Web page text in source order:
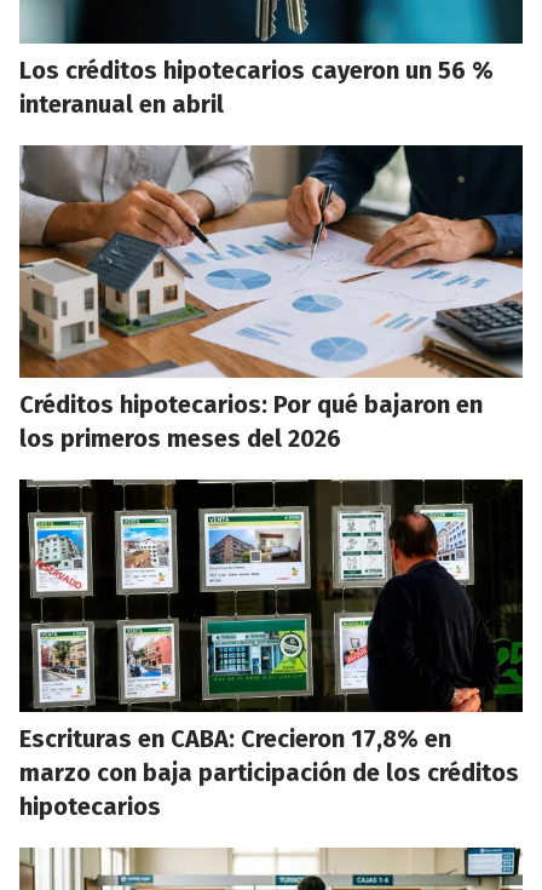
Los créditos hipotecarios cayeron un 56 %
interanual en abril
Créditos hipotecarios: Por qué bajaron en
los primeros meses del 2026
Escrituras en CABA: Crecieron 17,8% en
marzo con baja participación de los créditos
hipotecarios